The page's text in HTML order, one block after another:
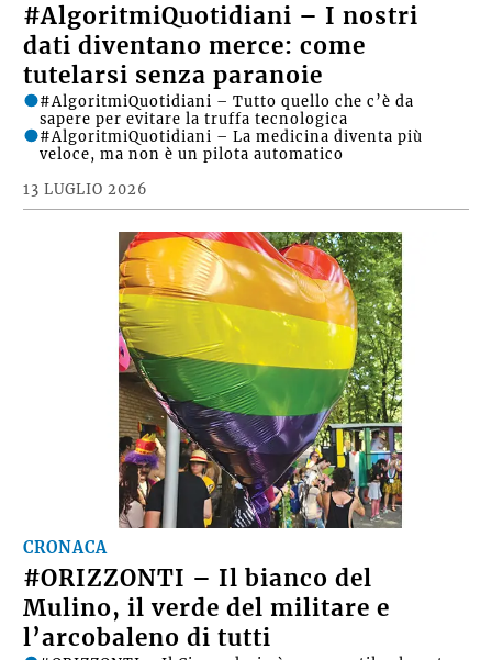
#AlgoritmiQuotidiani – I nostri
dati diventano merce: come
tutelarsi senza paranoie
13 LUGLIO 2026
#AlgoritmiQuotidiani – Tutto quello che c’è da
sapere per evitare la truffa tecnologica
#AlgoritmiQuotidiani – La medicina diventa più
veloce, ma non è un pilota automatico
CRONACA
#ORIZZONTI – Il bianco del
Mulino, il verde del militare e
l’arcobaleno di tutti